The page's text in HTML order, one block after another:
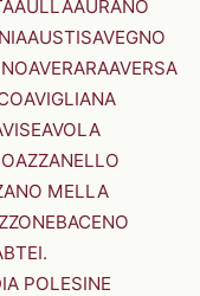
AULLAAURANO
AUSTISAVEGNO
AVERARAAVERSA
AVIGLIANA
AVOLA
AZZANELLO
MELLA
BACENO
POLESINE